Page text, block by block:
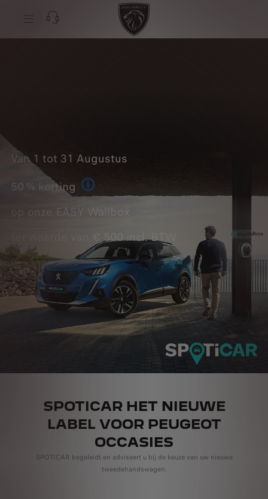
Van 1 tot 31 Augustus
50 % korting
Bekijk de voorwaarden bij uw
op onze EASY Wallbox
€ 500incl. BTW
SPOTICAR HET NIEUWE
LABEL VOOR PEUGEOT
OCCASIES
SPOTICAR begeleidt en adviseert u bij de keuze van uw nieuwe
tweedehandswagen.